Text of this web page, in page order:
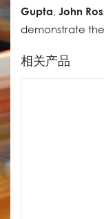
Gupta, John
demonstrate
相关产品